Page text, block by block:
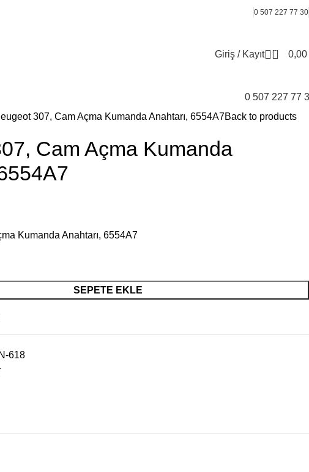
0 507 227 77 30
Giriş / Kayıt 0 0,00
0 507 227 77
307, Cam Açma Kumanda Anahtarı, 6554A7Back to products
Cam Açma Kumanda
Kumanda Anahtarı, 6554A7
SEPETE EKLE
618